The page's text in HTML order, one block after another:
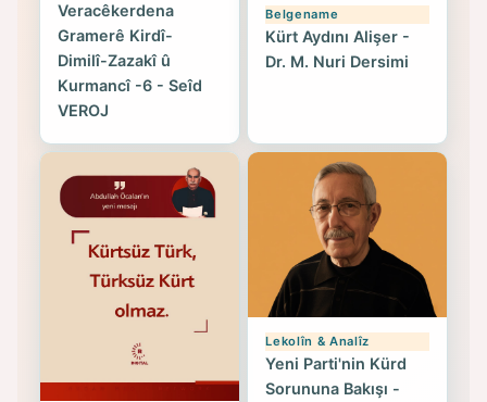
Veracêkerdena
Gramerê Kirdî-
Dimilî-Zazakî û
Kurmancî -6 - Seîd
VEROJ
Belgename
Kürt Aydını Alişer -
Dr. M. Nuri Dersimi
Lekolîn & Analîz
Yeni Parti'nin Kürd
Sorununa Bakışı -